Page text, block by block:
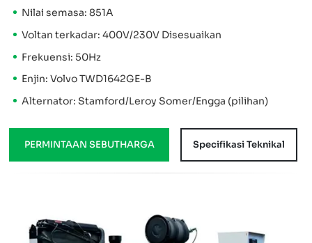
Nilai semasa: 851A
Voltan terkadar: 400V/230V Disesuaikan
Frekuensi: 50Hz
Enjin: Volvo TWD1642GE-B
Alternator: Stamford/Leroy Somer/Engga (pilihan)
PERMINTAAN SEBUTHARGA Specifikasi Teknikal